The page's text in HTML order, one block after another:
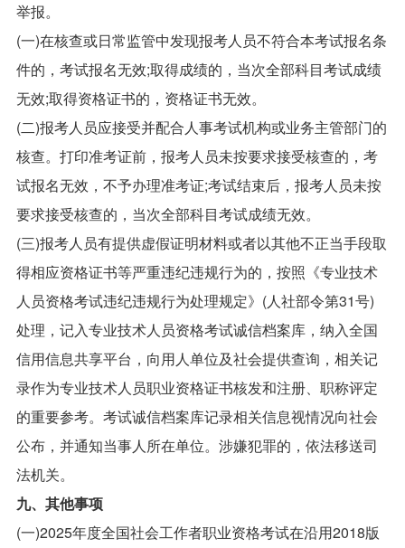
举报。
(一)在核查或日常监管中发现报考人员不符合本考试报名条
件的，考试报名无效;取得成绩的，当次全部科目考试成绩
无效;取得资格证书的，资格证书无效。
(二)报考人员应接受并配合人事考试机构或业务主管部门的
核查。打印准考证前，报考人员未按要求接受核查的，考
试报名无效，不予办理准考证;考试结束后，报考人员未按
要求接受核查的，当次全部科目考试成绩无效。
(三)报考人员有提供虚假证明材料或者以其他不正当手段取
得相应资格证书等严重违纪违规行为的，按照《专业技术
人员资格考试违纪违规行为处理规定》(人社部令第31号)
处理，记入专业技术人员资格考试诚信档案库，纳入全国
信用信息共享平台，向用人单位及社会提供查询，相关记
录作为专业技术人员职业资格证书核发和注册、职称评定
的重要参考。考试诚信档案库记录相关信息视情况向社会
公布，并通知当事人所在单位。涉嫌犯罪的，依法移送司
法机关。
九、其他事项
(一)2025年度全国社会工作者职业资格考试在沿用2018版